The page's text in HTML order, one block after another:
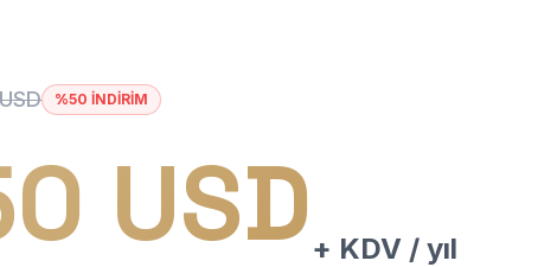
%50 İNDİRİM
USD + KDV / yıl